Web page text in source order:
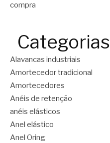
compra
Categorias
Alavancas industriais
Amortecedor tradicional
Amortecedores
Anéis de retenção
anéis elásticos
Anel elástico
Anel Oring